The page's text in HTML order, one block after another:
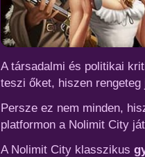
A társadalmi és politikai
teszi őket, hiszen
Persze ez nem minden,
platformon a Nolimit City
A Nolimit City klasszikus